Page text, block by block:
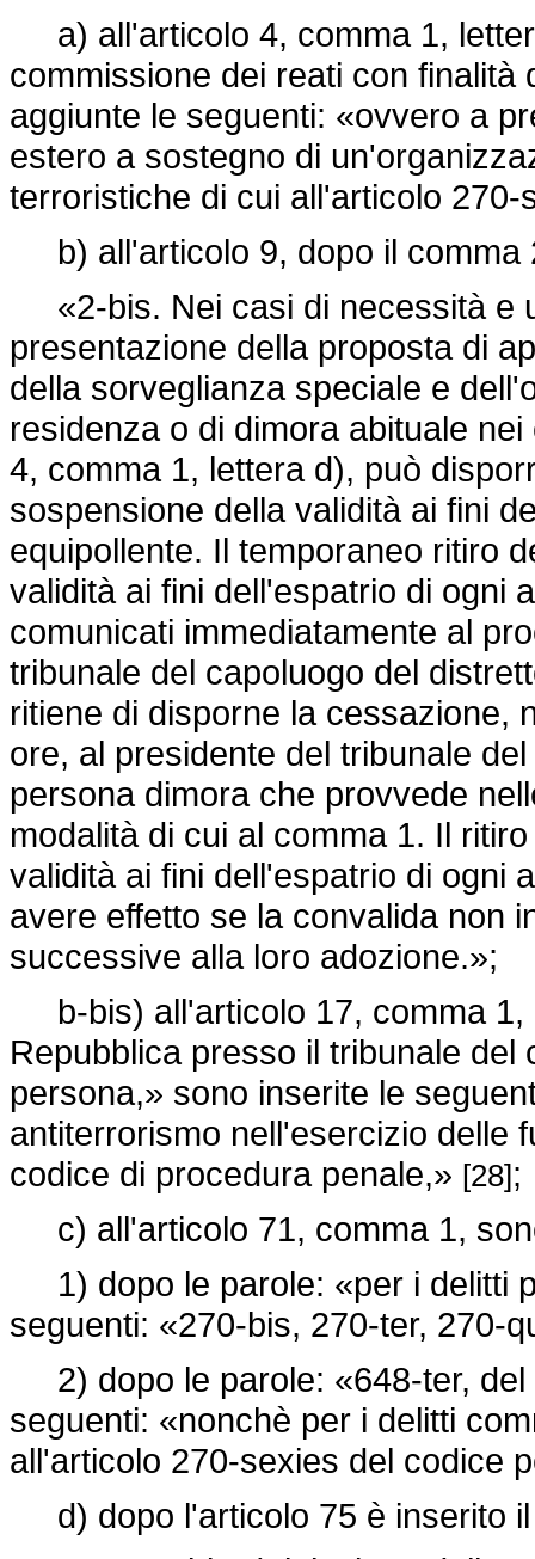
a) all'articolo 4, comma 1,
commissione dei reati con
aggiunte le seguenti: «ovvero a
estero a sostegno di
terroristiche di cui all'articolo
b) all'articolo 9, dopo il comma
«2-bis. Nei casi di necessità e
presentazione della proposta di
della sorveglianza speciale e
residenza o di dimora abituale
4, comma 1, lettera d), può
sospensione della validità ai fini
equipollente. Il temporaneo ritiro
validità ai fini dell'espatrio di ogni
comunicati immediatamente al
tribunale del capoluogo del
ritiene di disporne la cessazione,
ore, al presidente del tribunale
persona dimora che provvede
modalità di cui al comma 1. Il
validità ai fini dell'espatrio di ogni
avere effetto se la convalida non
successive alla loro adozione.»;
b-bis) all'articolo 17, comma 1,
Repubblica presso il tribunale
persona,» sono inserite le
antiterrorismo nell'esercizio delle
codice di procedura penale,» [28];
c) all'articolo 71, comma 1,
1) dopo le parole: «per i delitti
seguenti: «270-bis, 270-ter, 270-
2) dopo le parole: «648-ter, del
seguenti: «nonchè per i delitti
all'articolo 270-sexies del codice
d) dopo l'articolo 75 è inserito il